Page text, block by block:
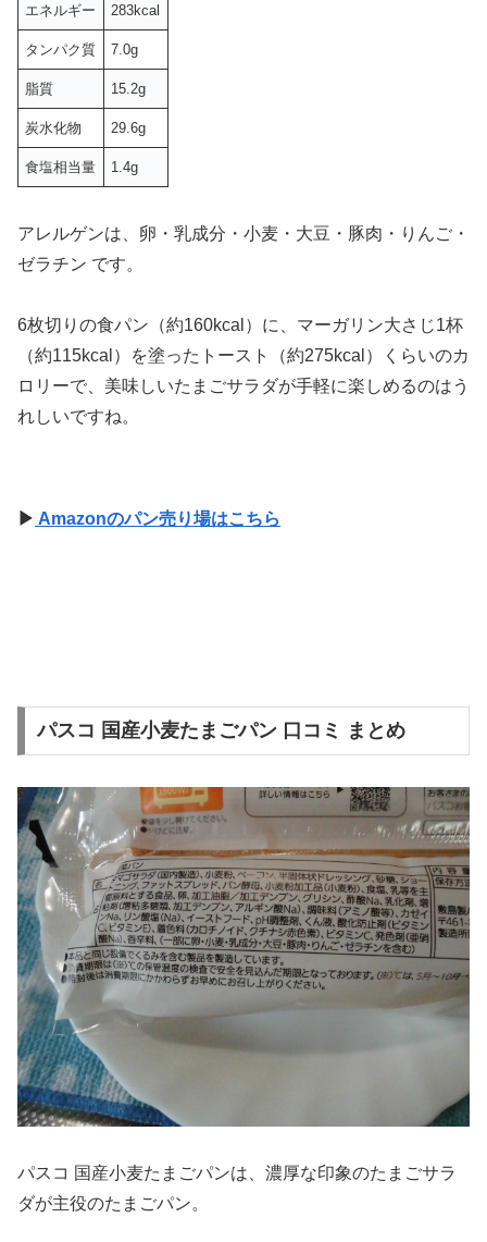
エネルギー 283kcal
タンパク質 7.0g
脂質 15.2g
炭水化物 29.6g
食塩相当量 1.4g
アレルゲンは、卵・乳成分・小麦・大豆・豚肉・りんご・
ゼラチン です。
6枚切りの食パン（約160kcal）に、マーガリン大さじ1杯
（約115kcal）を塗ったトースト（約275kcal）くらいのカ
ロリーで、美味しいたまごサラダが手軽に楽しめるのはう
れしいですね。
▶ Amazonのパン売り場はこちら
パスコ 国産小麦たまごパン 口コミ まとめ
パスコ 国産小麦たまごパンは、濃厚な印象のたまごサラ
ダが主役のたまごパン。